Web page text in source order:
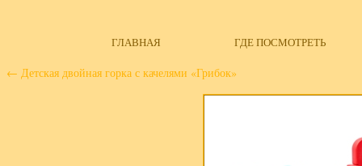
ГЛАВНАЯ ГДЕ ПОСМОТРЕТЬ
← Детская двойная горка с качелями «Грибок»